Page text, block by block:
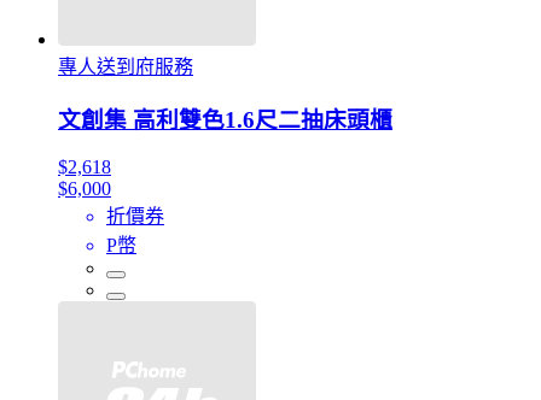
專人送到府服務
文創集 高利雙色1.6尺二抽床頭櫃
$2,618
$6,000
折價券
P幣